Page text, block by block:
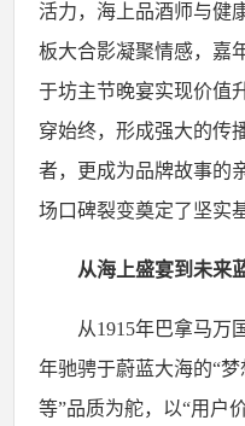
活力，海上品酒师与健
板大合影凝聚情感，嘉
于坊主节晚宴实现价值
穿始终，形成强大的传
者，更成为品牌故事的
场口碑裂变奠定了坚实
从海上盛宴到未来
从1915年巴拿马万
年驰骋于蔚蓝大海的“
等”品质为舵，以“用户